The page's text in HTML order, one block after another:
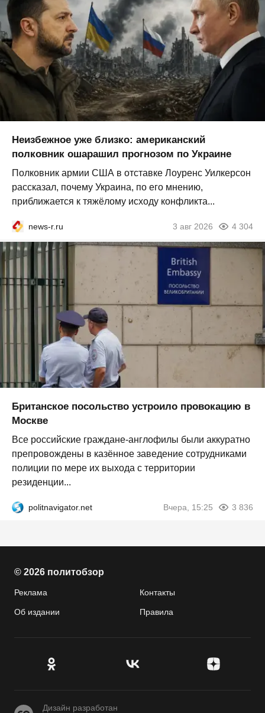
Неизбежное уже близко: американский
полковник ошарашил прогнозом по Украине
Полковник армии США в отставке Лоуренс Уилкерсон
рассказал, почему Украина, по его мнению,
приближается к тяжёлому исходу конфликта...
news-r.ru 3 авг 2026 4 304
Британское посольство устроило провокацию в
Москве
Все российские граждане-англофилы были аккуратно
препровождены в казённое заведение сотрудниками
полиции по мере их выхода с территории
резиденции...
politnavigator.net Вчера, 15:25 3 836
© 2026 политобзор
Реклама Контакты
Об издании Правила